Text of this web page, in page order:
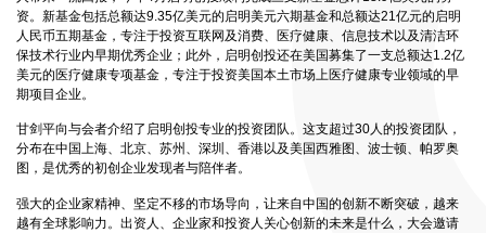
资。新基金包括总额达9.35亿美元的启明美元六期基金和总额达21亿元的启明
人民币五期基金，专注于投资互联网及消费、医疗健康、信息技术以及清洁环
保技术行业内早期优秀企业；此外，启明创投还在美国募集了一支总额达1.2亿
美元的医疗健康专项基金，专注于投资美国本土市场上医疗健康专业领域的早
期项目企业。
甘剑平向与会者介绍了启明创投专业的投资团队。这支超过30人的投资团队，
分布在中国上海、北京、苏州、深圳、香港以及美国西雅图、波士顿、帕罗奥
图，是优秀的初创企业发现者与陪伴者。
强大的企业家精神、坚定不移的市场导向，让来自中国的创新不断突破，越来
越有全球影响力。出资人、企业家和投资人关心创新的未来是什么，大会邀请